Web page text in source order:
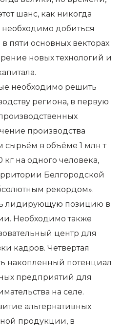
шанс, как никогда
необходимо добиться
пяти основных векторах
новых технологий и
необходимо решить
региона, в первую
производства
сырьём в объёме 1 млн т
кг на одного человека,
Белгородской
рекордом».
лидирующую позицию в
Необходимо также
центр для
кадров. Четвёртая
накопленный потенциал
предприятий для
на селе.
альтернативных
продукции, в